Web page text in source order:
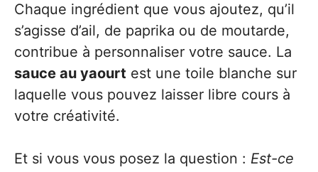
Chaque ingrédient que vous ajoutez, qu’il
s’agisse d’ail, de paprika ou de moutarde,
contribue à personnaliser votre sauce. La
sauce au yaourt est une toile blanche sur
laquelle vous pouvez laisser libre cours à
votre créativité.
Et si vous vous posez la question : Est-ce